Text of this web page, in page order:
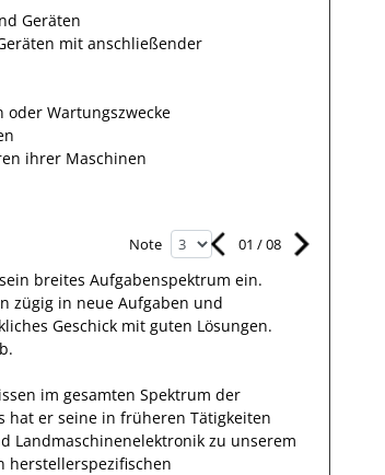
Geräten
mit anschließender
oder Wartungszwecke
ihrer Maschinen
Note 01 /08
breites Aufgabenspektrum ein.
zügig in neue Aufgaben und
Geschick mit guten Lösungen.
im gesamten Spektrum der
hat er seine in früheren Tätigkeiten
Landmaschinenelektronik zu unserem
herstellerspezifischen